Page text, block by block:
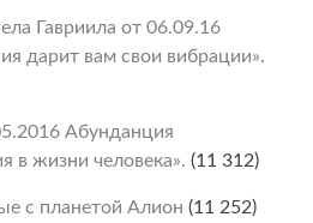
Гавриила от 06.09.16
дарит вам свои вибрации».
Абунданция
в жизни человека». (11 312)
с планетой Алион (11 252)